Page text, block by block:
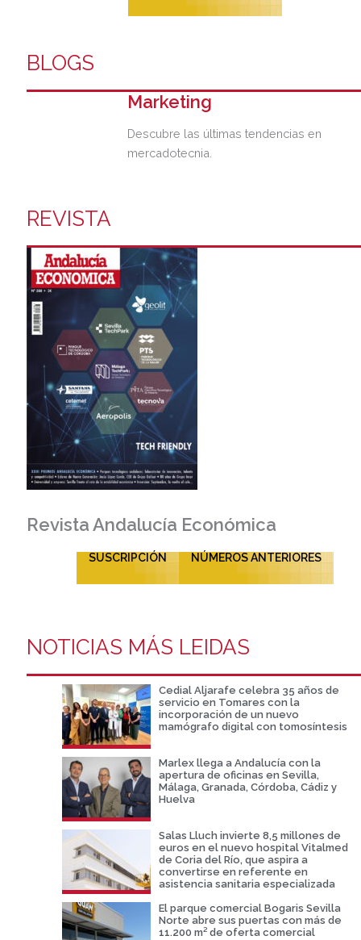
BLOGS
Marketing
Descubre las últimas tendencias en
mercadotecnia.
REVISTA
Revista Andalucía Económica
SUSCRIPCIÓN NÚMEROS ANTERIORES
NOTICIAS MÁS LEIDAS
Cedial Aljarafe celebra 35 años de
servicio en Tomares con la
incorporación de un nuevo
mamógrafo digital con tomosíntesis
Marlex llega a Andalucía con la
apertura de oficinas en Sevilla,
Málaga, Granada, Córdoba, Cádiz y
Huelva
Salas Lluch invierte 8,5 millones de
euros en el nuevo hospital Vitalmed
de Coria del Río, que aspira a
convertirse en referente en
asistencia sanitaria especializada
El parque comercial Bogaris Sevilla
Norte abre sus puertas con más de
11.200 m² de oferta comercial